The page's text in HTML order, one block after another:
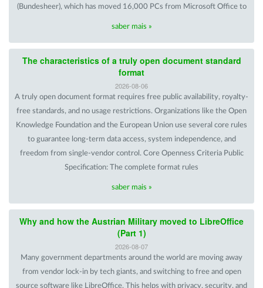
(Bundesheer), which has moved 16,000 PCs from Microsoft Office to
saber mais »
The characteristics of a truly open document standard
format
2026-08-06
A truly open document format requires free public availability, royalty-
free standards, and no usage restrictions. Organizations like the Open
Knowledge Foundation and the European Union use several core rules
to guarantee long-term data access, system independence, and
freedom from single-vendor control. Core Openness Criteria Public
Specification: The complete format rules
saber mais »
Why and how the Austrian Military moved to LibreOffice
(Part 1)
2026-08-07
Many government departments around the world are moving away
from vendor lock-in by tech giants, and switching to free and open
source software like LibreOffice. This helps with privacy, security, and